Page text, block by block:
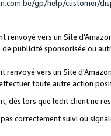
gp/help/customer/
renvoyé vers un Site
publicité sponsorisée ou
renvoyé vers un Site
toute autre action
dès lors que ledit client ne
correctement suivi ou